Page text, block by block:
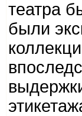
театра
были